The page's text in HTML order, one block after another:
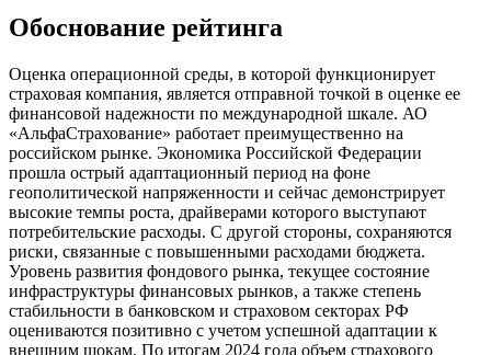
Обоснование рейтинга
Оценка операционной среды, в которой функционирует
страховая компания, является отправной точкой в оценке ее
финансовой надежности по международной шкале. АО
«АльфаСтрахование» работает преимущественно на
российском рынке. Экономика Российской Федерации
прошла острый адаптационный период на фоне
геополитической напряженности и сейчас демонстрирует
высокие темпы роста, драйверами которого выступают
потребительские расходы. С другой стороны, сохраняются
риски, связанные с повышенными расходами бюджета.
Уровень развития фондового рынка, текущее состояние
инфраструктуры финансовых рынков, а также степень
стабильности в банковском и страховом секторах РФ
оцениваются позитивно с учетом успешной адаптации к
внешним шокам. По итогам 2024 года объем страхового